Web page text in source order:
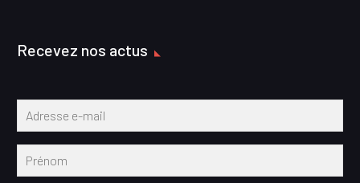
Recevez nos actus